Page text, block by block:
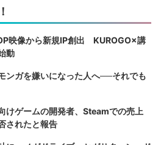
映像から新規IP創出 KUROGO×講
動
ンガを嫌いになった人へ──それでも
けゲームの開発者、Steamでの売上
されたと報告